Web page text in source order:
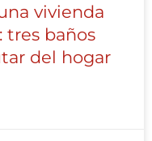
vivienda
tres baños
del hogar